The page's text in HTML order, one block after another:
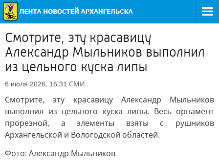
Смотрите, эту красавицу
Александр Мыльников выполнил
из цельного куска липы
6 июля 2026, 16:31 СМИ
Смотрите, эту красавицу Александр Мыльников
выполнил из цельного куска липы. Весь орнамент
прорезной, а элементы взяты с рушников
Архангельской и Вологодской областей.
Фото: Александр Мыльников